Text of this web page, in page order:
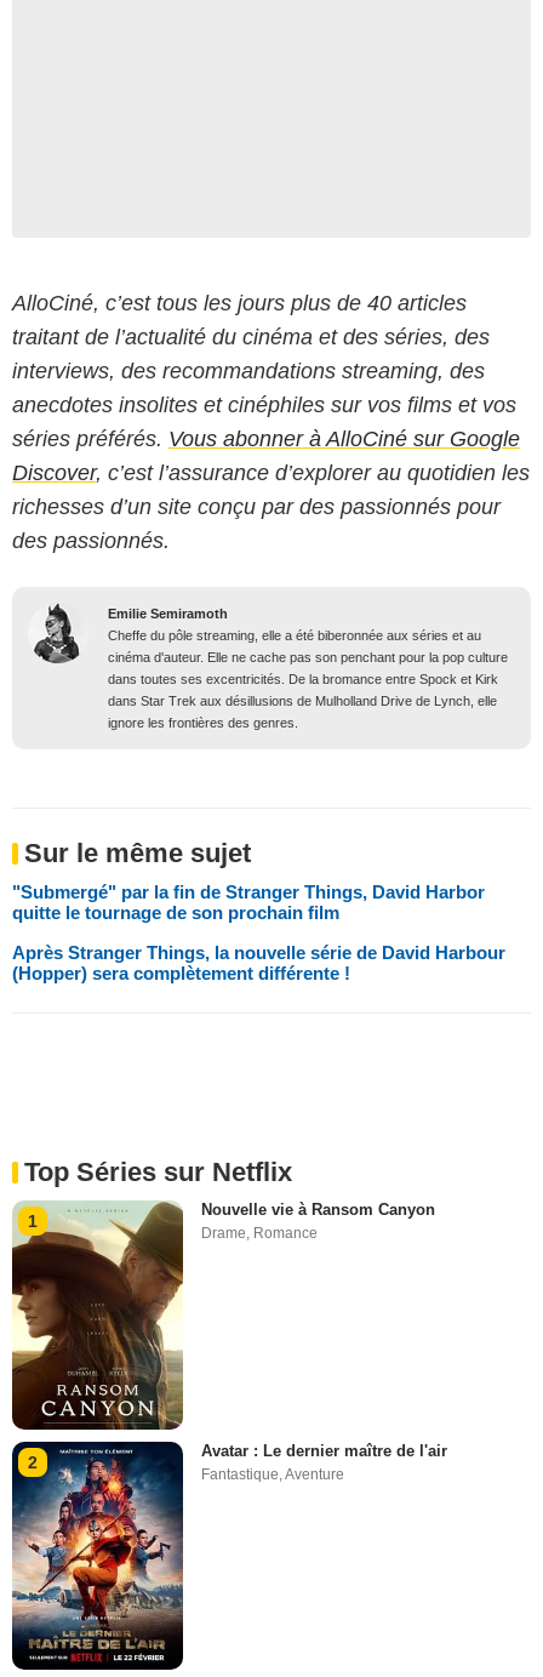
AlloCiné, c’est tous les jours plus de 40 articles
traitant de l’actualité du cinéma et des séries, des
interviews, des recommandations streaming, des
anecdotes insolites et cinéphiles sur vos films et vos
séries préférés. Vous abonner à AlloCiné sur Google
Discover, c’est l’assurance d’explorer au quotidien les
richesses d’un site conçu par des passionnés pour
des passionnés.
Emilie Semiramoth
Cheffe du pôle streaming, elle a été biberonnée aux séries et au
cinéma d'auteur. Elle ne cache pas son penchant pour la pop culture
dans toutes ses excentricités. De la bromance entre Spock et Kirk
dans Star Trek aux désillusions de Mulholland Drive de Lynch, elle
ignore les frontières des genres.
Sur le même sujet
"Submergé" par la fin de Stranger Things, David Harbor
quitte le tournage de son prochain film
Après Stranger Things, la nouvelle série de David Harbour
(Hopper) sera complètement différente !
Top Séries sur Netflix
1
Nouvelle vie à Ransom Canyon
Drame, Romance
2
Avatar : Le dernier maître de l'air
Fantastique ,Aventure